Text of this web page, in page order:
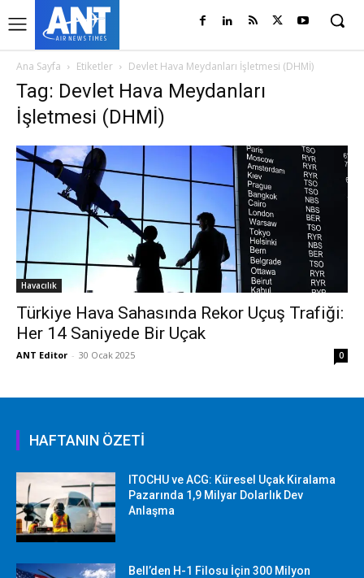
Ana Sayfa Etiketler Devlet Hava Meydanları İşletmesi (DHMİ)
Tag: Devlet Hava Meydanları
İşletmesi (DHMİ)
Havacılık
Türkiye Hava Sahasında Rekor Uçuş Trafiği:
Her 14 Saniyede Bir Uçak
ANT Editor - 30 Ocak 2025 0
HAFTANIN ÖZETİ
ITOCHU ve ACG: Küresel Uçak Kiralama
Pazarında 1,9 Milyar Dolarlık Dev
Anlaşma
Bell’den H-1 Filosu İçin 300 Milyon